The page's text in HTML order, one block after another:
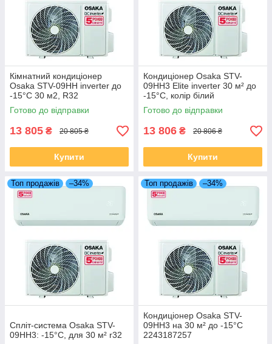
Кімнатний кондиціонер
Osaka STV-09HH inverter до
-15°C 30 м2, R32
Готово до відправки
13 805 ₴ 20 805 ₴
Купити
Кондиціонер Osaka STV-
09HH3 Elite inverter 30 м² до
-15°C, колір білий
Готово до відправки
13 806 ₴ 20 806 ₴
Купити
Топ продажів –34%
Спліт-система Osaka STV-
09HH3: -15°C, для 30 м² r32
Топ продажів –34%
Кондиціонер Osaka STV-
09HH3 на 30 м² до -15°C
2243187257